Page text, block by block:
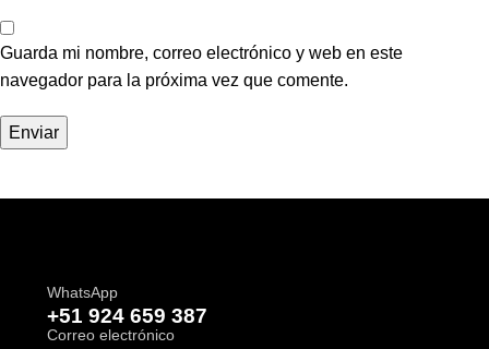
Guarda mi nombre, correo electrónico y web en este
navegador para la próxima vez que comente.
WhatsApp
+51 924 659 387
Correo electrónico